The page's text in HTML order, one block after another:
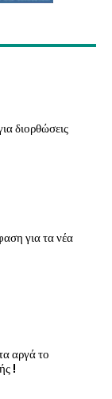
διορθώσεις
για τα νέα
αργά το
!